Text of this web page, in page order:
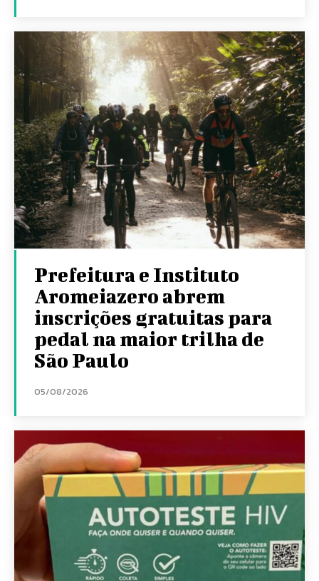
Prefeitura e Instituto
Aromeiazero abrem
inscrições gratuitas para
pedal na maior trilha de
São Paulo
05/08/2026